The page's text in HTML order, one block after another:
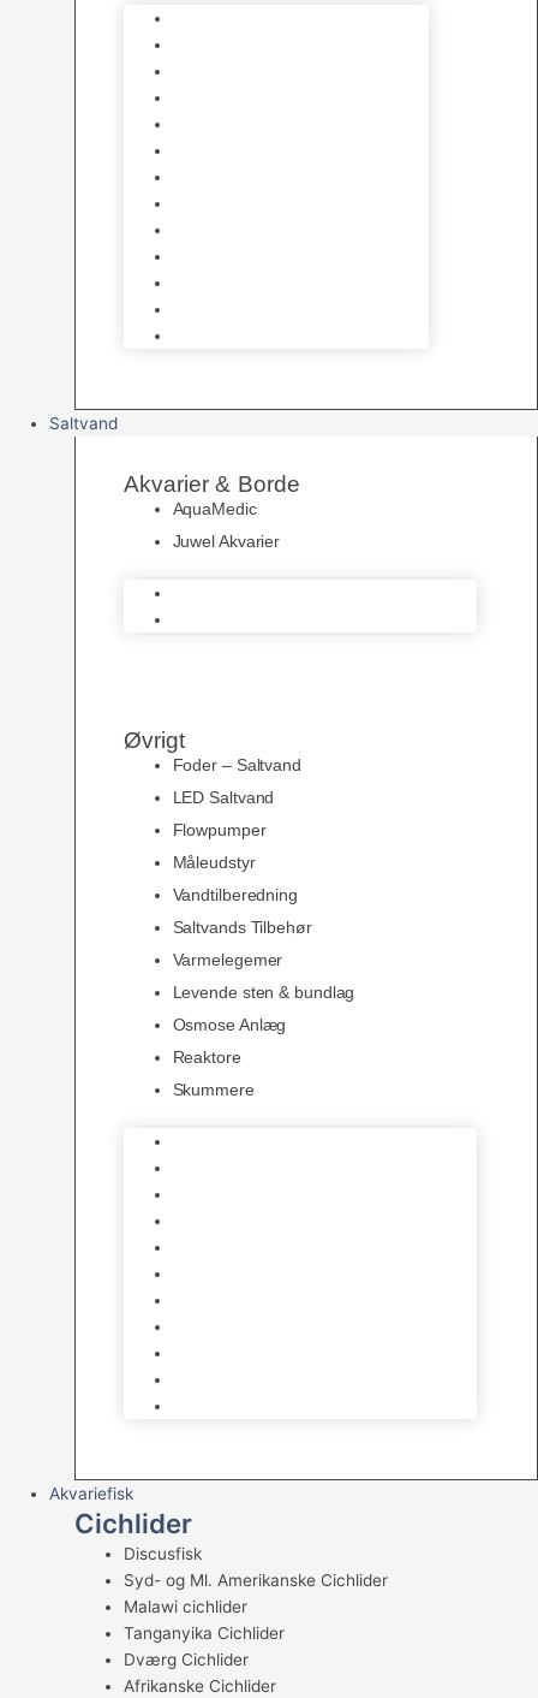
Saltvand
Akvarier & Borde
AquaMedic
Juwel Akvarier
Øvrigt
Foder – Saltvand
LED Saltvand
Flowpumper
Måleudstyr
Vandtilberedning
Saltvands Tilbehør
Varmelegemer
Levende sten & bundlag
Osmose Anlæg
Reaktore
Skummere
Akvariefisk
Cichlider
Discusfisk
Syd- og Ml. Amerikanske Cichlider
Malawi cichlider
Tanganyika Cichlider
Dværg Cichlider
Afrikanske Cichlider